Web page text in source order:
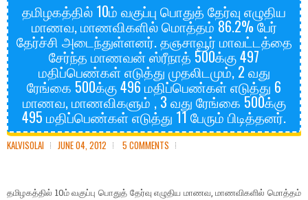
தமிழகத்தில் 10ம் வகுப்பு பொதுத் தேர்வு எழுதிய
மாணவ, மாணவிகளில் மொத்தம் 86.2% பேர்
தேர்ச்சி அடைந்துள்ளனர். தஞசாவூர் மாவட்டத்தை
சேர்ந்த மாணவன் ஸ்ரீநாத் 500க்கு 497
மதிப்பெண்கள் எடுத்து முதலிடமும், 2 வது
ரேங்கை 500க்கு 496 மதிப்பெண்கள் எடுத்து 6
மாணவ, மாணவிகளும் , 3 வது ரேங்கை 500க்கு
495 மதிப்பெண்கள் எடுத்து 11 பேரும் பிடித்தனர்.
KALVISOLAI JUNE 04, 2012 5 COMMENTS
தமிழகத்தில் 10ம் வகுப்பு பொதுத் தேர்வு எழுதிய மாணவ,மாணவிகளில் மொத்தம்